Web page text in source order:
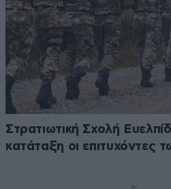
Στρατιωτική Σχολή
κατάταξη οι επιτυχόντες